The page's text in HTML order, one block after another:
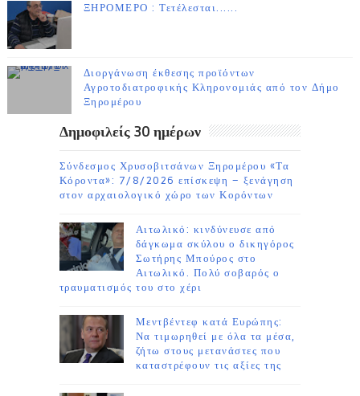
ΞΗΡΟΜΕΡΟ : Τετέλεσται......
Διοργάνωση έκθεσης προϊόντων
Αγροτοδιατροφικής Κληρονομιάς από τον Δήμο
Ξηρομέρου
Δημοφιλείς 30 ημέρων
Σύνδεσμος Χρυσοβιτσάνων Ξηρομέρου «Τα
Κόροντα»: 7/8/2026 επίσκεψη – ξενάγηση
στον αρχαιολογικό χώρο των Κορόντων
Αιτωλικό: κινδύνευσε από
δάγκωμα σκύλου ο δικηγόρος
Σωτήρης Μπούρος στο
Αιτωλικό. Πολύ σοβαρός ο
τραυματισμός του στο χέρι
Μεντβέντεφ κατά Ευρώπης:
Να τιμωρηθεί με όλα τα μέσα,
ζήτω στους μετανάστες που
καταστρέφουν τις αξίες της